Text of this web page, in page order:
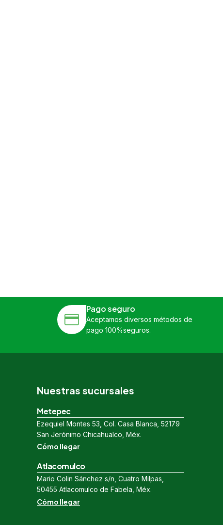
Pago seguro
Aceptamos diversos métodos de
pago 100%seguros.
Nuestras sucursales
Metepec
Ezequiel Montes 53, Col. Casa Blanca, 52179
San Jerónimo Chicahualco, Méx.
Cómo llegar
Atlacomulco
Mario Colin Sánchez s/n, Cuatro Milpas,
50455 Atlacomulco de Fabela, Méx.
Cómo llegar